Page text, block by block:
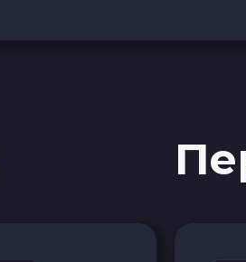
Revolut EUR
Наличные USD